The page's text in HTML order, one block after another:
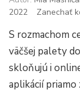
2022
Zanechať
S rozmachom
väčšej palety
skloňujú i
aplikácií priamo